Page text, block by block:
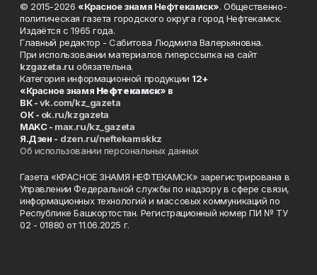
© 2015-2026 «Красное знамя Нефтекамск». Общественно-
политическая газета городского округа город Нефтекамск.
Издаётся с 1965 года.
Главный редактор - Сабитова Людмила Валерьяновна.
При использовании материалов гиперссылка на сайт
kzgazeta.ru обязательна.
Категория информационной продукции 12+
«Красное знамя Нефтекамск» в
ВК -vk.com/kz_gazeta
ОК - ok.ru/kzgazeta
MAKC - max.ru/kz_gazeta
Я.Дзен - dzen.ru/neftekamskkz
Об использовании персональных данных
Газета «КРАСНОЕ ЗНАМЯ НЕФТЕКАМСК» зарегистрирована в
Управлении Федеральной службы по надзору в сфере связи,
информационных технологий и массовых коммуникаций по
Республике Башкортостан. Регистрационный номер ПИ № ТУ
02 - 01880 от 11.06.2025 г.